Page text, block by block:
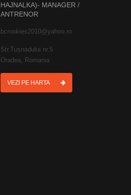
HAJNALKA)- MANAGER /
ANTRENOR
bcrookies2010@yahoo.ro
Str.Tușnadului nr.5
Oradea, Romania
VEZI PE HARTA